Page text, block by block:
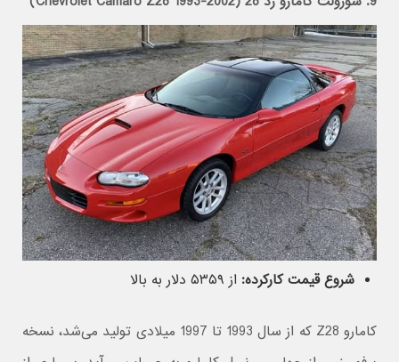
شروع قیمت کارکرده: از ۵۳۵۹ دلار به بالا
کامارو Z28 که از سال 1993 تا 1997 میلادی تولید می‌شد، نسخه